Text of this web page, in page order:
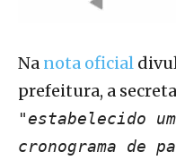
Na nota oficial
prefeitura, a
"estabelecido
cronograma de